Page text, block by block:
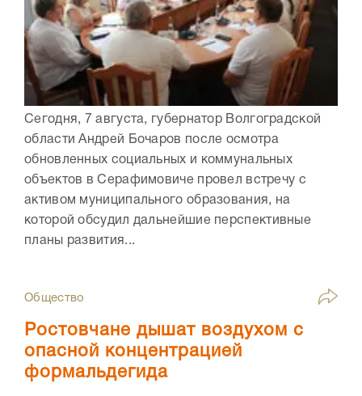
Сегодня, 7 августа, губернатор Волгоградской
области Андрей Бочаров после осмотра
обновленных социальных и коммунальных
объектов в Серафимовиче провел встречу с
активом муниципального образования, на
которой обсудил дальнейшие перспективные
планы развития...
Общество
Ростовчане дышат воздухом с
опасной концентрацией
формальдегида